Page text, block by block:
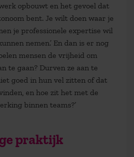
opbouwt en het gevoel dat
bent. Je wilt doen waar je
je professionele expertise wil
nemen.’ En dan is er nog
mensen de vrijheid om
te gaan? Durven ze aan te
goed in hun vel zitten of dat
en hoe zit het met de
binnen teams?’
praktijk